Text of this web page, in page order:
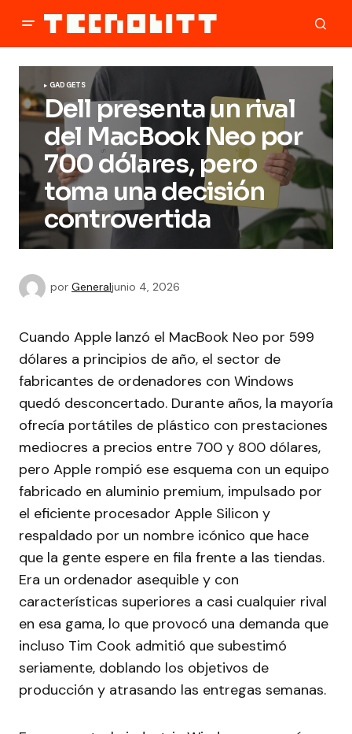
GADGETS
Dell presenta un rival
del MacBook Neo por
700 dólares, pero
toma una decisión
controvertida
por Generaljunio 4, 2026
Cuando Apple lanzó el MacBook Neo por 599
dólares a principios de año, el sector de
fabricantes de ordenadores con Windows
quedó desconcertado. Durante años, la mayoría
ofrecía portátiles de plástico con prestaciones
mediocres a precios entre 700 y 800 dólares,
pero Apple rompió ese esquema con un equipo
fabricado en aluminio premium, impulsado por
el eficiente procesador Apple Silicon y
respaldado por un nombre icónico que hace
que la gente espere en fila frente a las tiendas.
Era un ordenador asequible y con
características superiores a casi cualquier rival
en esa gama, lo que provocó una demanda que
incluso Tim Cook admitió que subestimó
seriamente, doblando los objetivos de
producción y atrasando las entregas semanas.